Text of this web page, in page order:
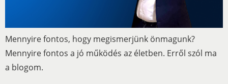
Mennyire fontos, hogy megismerjünk önmagunk?
Mennyire fontos a jó működés az életben. Erről szól ma
a blogom.